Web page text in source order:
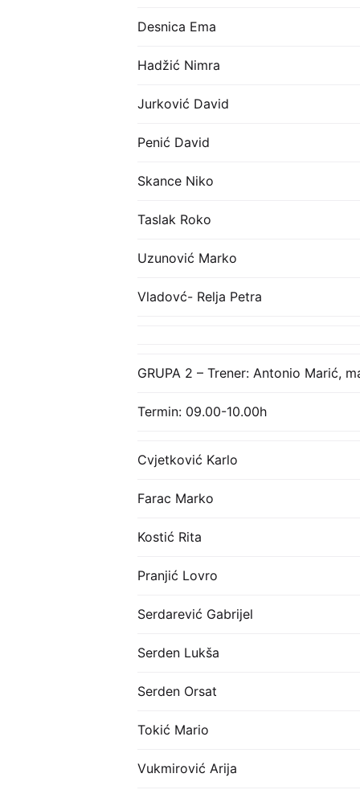
Desnica Ema
Hadžić Nimra
Jurković David
Penić David
Skance Niko
Taslak Roko
Uzunović Marko
Vladovć- Relja Petra
GRUPA 2 – Trener: Antonio Marić,
Termin: 09.00-10.00h
Cvjetković Karlo
Farac Marko
Kostić Rita
Pranjić Lovro
Serdarević Gabrijel
Serden Lukša
Serden Orsat
Tokić Mario
Vukmirović Arija